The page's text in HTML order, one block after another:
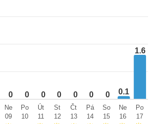
0 0 0 0 0 0 0 0.1
1.6
Ne
09
Po
10
Út
11
St
12
Čt
13
Pá
14
So
15
Ne
16
Po
17